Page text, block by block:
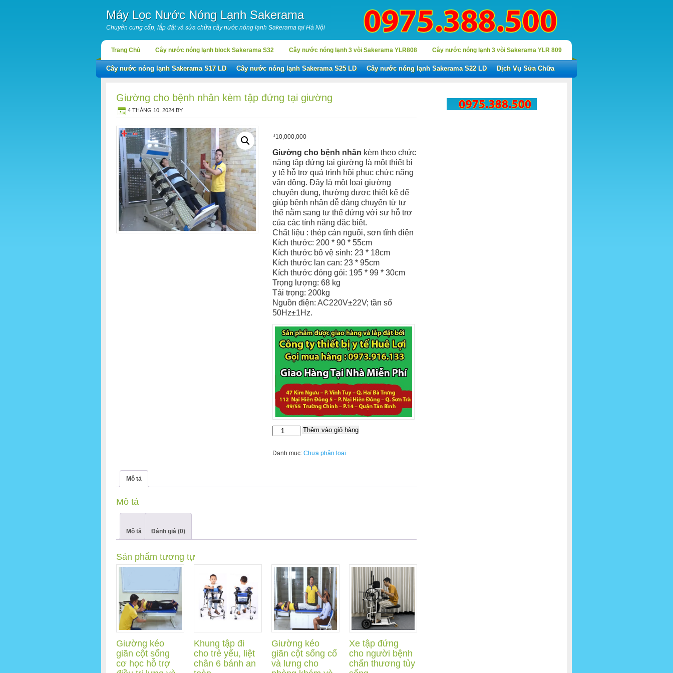
Máy Lọc Nước Nóng Lạnh Sakerama
Chuyên cung cấp, lắp đặt và sửa chữa cây nước nóng lạnh Sakerama tại Hà Nội
Trang Chủ Cây nước nóng lạnh block Sakerama S32 Cây nước nóng lạnh 3 vòi Sakerama YLR808 Cây nước nóng lạnh 3 vòi Sakerama YLR 809
Cây nước nóng lạnh Sakerama S17 LD Cây nước nóng lạnh Sakerama S25 LD Cây nước nóng lạnh Sakerama S22 LD Dịch Vụ Sửa Chữa
Giường cho bệnh nhân kèm tập đứng tại giường
4 THÁNG 10, 2024 BY
₫10,000,000
Giường cho bệnh nhân kèm theo chức
năng tập đứng tại giường là một thiết bị
y tế hỗ trợ quá trình hồi phục chức năng
vận động. Đây là một loại giường
chuyên dụng, thường được thiết kế để
giúp bệnh nhân dễ dàng chuyển từ tư
thế nằm sang tư thế đứng với sự hỗ trợ
của các tính năng đặc biệt.
Chất liệu : thép cán nguội, sơn tĩnh điện
Kích thước: 200 * 90 * 55cm
Kích thước bô vệ sinh: 23 * 18cm
Kích thước lan can: 23 * 95cm
Kích thước đóng gói: 195 * 99 * 30cm
Trọng lượng: 68 kg
Tải trọng: 200kg
Nguồn điện: AC220V±22V; tần số
50Hz±1Hz.
Giường
bệnh
Thêm vào giỏ hàng
Danh mục: Chưa phân loại
Mô tả
Mô tả
Mô tả Đánh giá (0)
Sản phẩm tương tự
Giường kéo
giãn cột sống
cơ học hỗ trợ
Khung tập đi
cho trẻ yếu, liệt
chân 6 bánh an
Giường kéo
giãn cột sống cổ
và lưng cho
Xe tập đứng
cho người bệnh
chấn thương tủy